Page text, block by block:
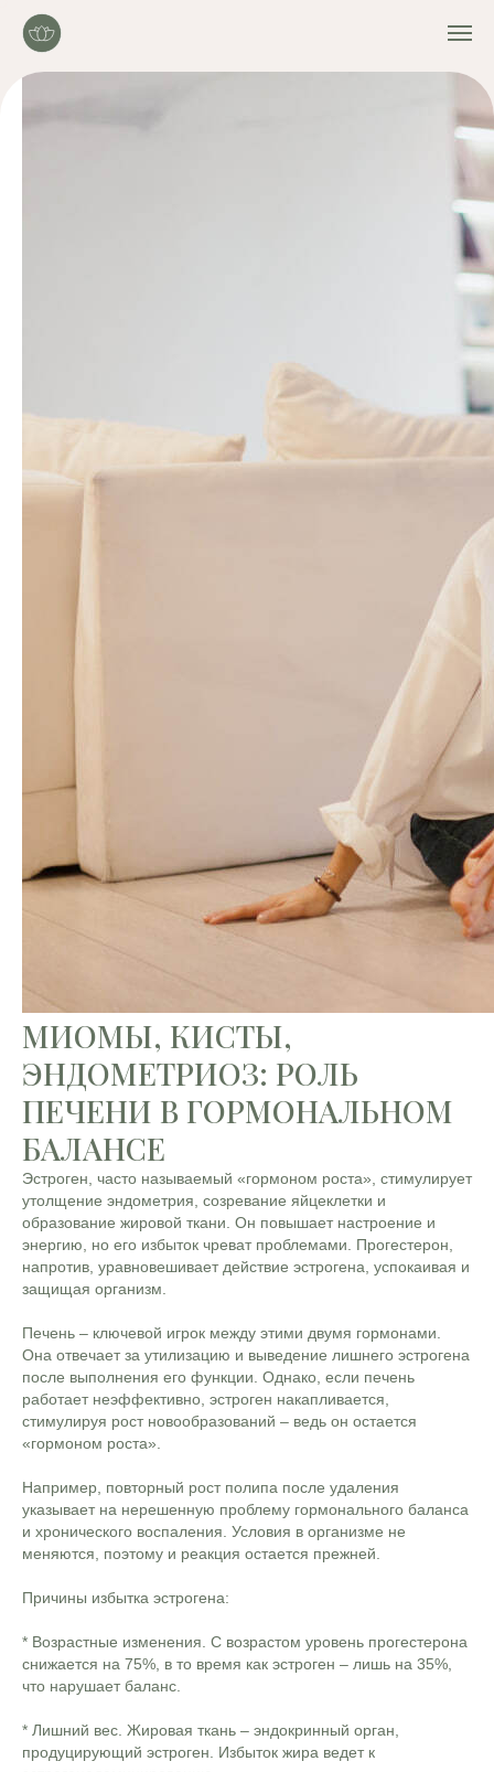
МИОМЫ, КИСТЫ,
ЭНДОМЕТРИОЗ: РОЛЬ
ПЕЧЕНИ В ГОРМОНАЛЬНОМ
БАЛАНСЕ
Эстроген, часто называемый «гормоном роста», стимулирует
утолщение эндометрия, созревание яйцеклетки и
образование жировой ткани. Он повышает настроение и
энергию, но его избыток чреват проблемами. Прогестерон,
напротив, уравновешивает действие эстрогена, успокаивая и
защищая организм.
Печень – ключевой игрок между этими двумя гормонами.
Она отвечает за утилизацию и выведение лишнего эстрогена
после выполнения его функции. Однако, если печень
работает неэффективно, эстроген накапливается,
стимулируя рост новообразований – ведь он остается
«гормоном роста».
Например, повторный рост полипа после удаления
указывает на нерешенную проблему гормонального баланса
и хронического воспаления. Условия в организме не
меняются, поэтому и реакция остается прежней.
Причины избытка эстрогена:
* Возрастные изменения. С возрастом уровень прогестерона
снижается на 75%, в то время как эстроген – лишь на 35%,
что нарушает баланс.
* Лишний вес. Жировая ткань – эндокринный орган,
продуцирующий эстроген. Избыток жира ведет к